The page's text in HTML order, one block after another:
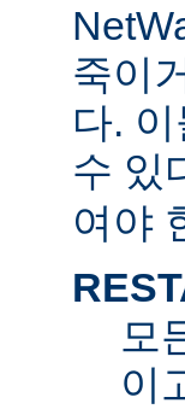
죽이
다.
수 있
여야
모
이